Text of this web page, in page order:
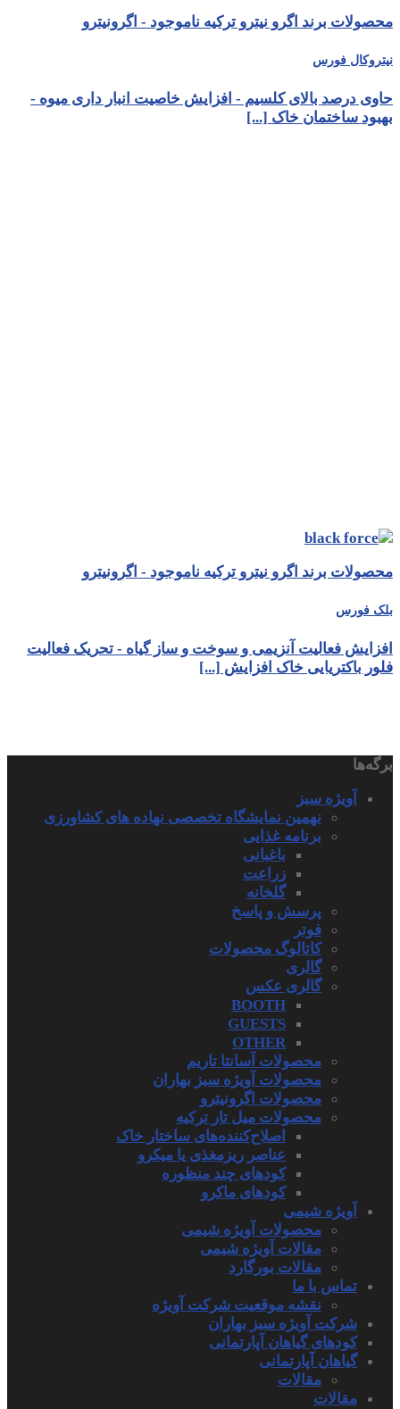
محصولات برند اگرو نیترو ترکیه ناموجود - اگرونیترو
نیتروکال فورس
حاوی درصد بالای کلسیم - افزایش خاصیت انبار داری میوه -
بهبود ساختمان خاک [...]
محصولات برند اگرو نیترو ترکیه ناموجود - اگرونیترو
بلک فورس
افزایش فعالیت آنزیمی و سوخت و ساز گیاه - تحریک فعالیت
فلور باکتریایی خاک افزایش [...]
برگه‌ها
آویژه سبز
نهمین نمایشگاه تخصصی نهاده های کشاورزی
برنامه غذایی
باغبانی
زراعت
گلخانه
پرسش و پاسخ
فوتر
کاتالوگ محصولات
گالری
گالری عکس
BOOTH
GUESTS
OTHER
محصولات آسانتا تاریم
محصولات آویژه سبز بهاران
محصولات اگرونیترو
محصولات میل تار ترکیه
اصلاح‌کننده‌های ساختار خاک
عناصر ریزمغذی یا میکرو
کودهای چند منظوره
کودهای ماکرو
آویژه شیمی
محصولات آویژه شیمی
مقالات آویژه شیمی
مقالات بورگارد
تماس با ما
نقشه موقعیت شرکت آویژه
شرکت آویژه سبز بهاران
کودهای گیاهان آپارتمانی
گیاهان آپارتمانی
مقالات
مقالات